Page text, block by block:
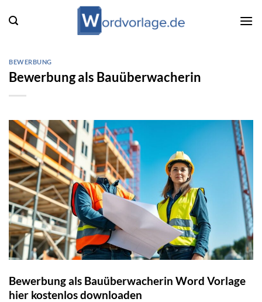
Inhalt
BEWERBUNG
Bewerbung als Bauüberwacherin
Bewerbung als Bauüberwacherin Word Vorlage
hier kostenlos downloaden